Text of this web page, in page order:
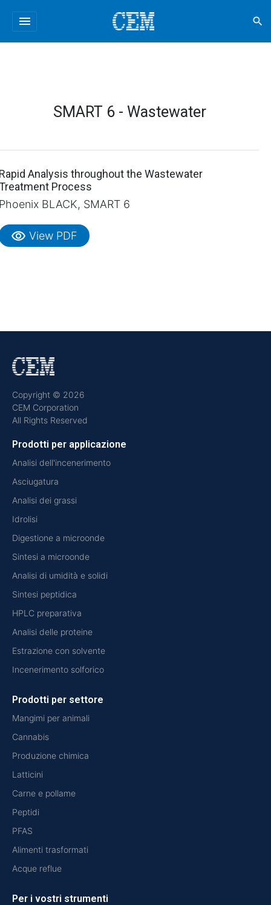
menu search
SMART 6 - Wastewater
Analysis throughout the Wastewater
Process
BLACK, SMART 6
visibility View PDF
Copyright © 2026
CEM Corporation
All Rights Reserved
Prodotti per applicazione
Analisi dell'incenerimento
Asciugatura
Analisi dei grassi
Idrolisi
Digestione a microonde
Sintesi a microonde
Analisi di umidità e solidi
Sintesi peptidica
HPLC preparativa
Analisi delle proteine
Estrazione con solvente
Incenerimento solforico
Prodotti per settore
Mangimi per animali
Cannabis
Produzione chimica
Latticini
Carne e pollame
Peptidi
PFAS
Alimenti trasformati
Acque reflue
Per i vostri strumenti